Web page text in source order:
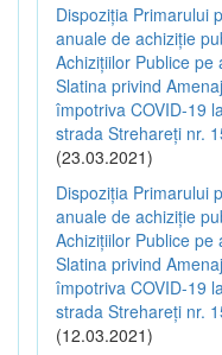
Dispoziția Primarului
anuale de achiziție
Achizițiilor Publice
Slatina privind
împotriva COVID-19
strada Strehareți nr.
(23.03.2021)
Dispoziția Primarului
anuale de achiziție
Achizițiilor Publice
Slatina privind
împotriva COVID-19
strada Strehareți nr.
(12.03.2021)